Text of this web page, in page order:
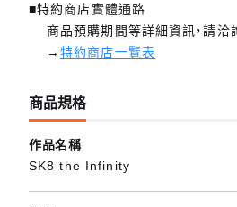
■特約商店實體通路
商品預購期間等詳細資訊，請洽
→特約商店一覽表
商品規格
作品名稱
SK8 the Infinity